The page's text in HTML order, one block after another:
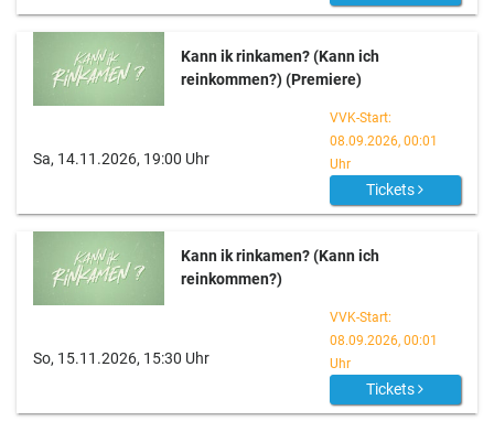
Kann ik rinkamen? (Kann ich
reinkommen?) (Premiere)
Sa, 14.11.2026, 19:00 Uhr
VVK-Start:
08.09.2026, 00:01
Uhr
Tickets
Kann ik rinkamen? (Kann ich
reinkommen?)
So, 15.11.2026, 15:30 Uhr
VVK-Start:
08.09.2026, 00:01
Uhr
Tickets